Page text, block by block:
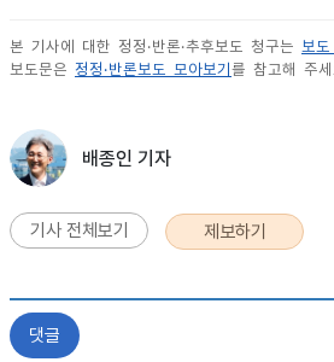
본 기사에 대한 정정·반론·추후보도 청구는 보
보도문은 정정·반론보도 모아보기 를 참고해 주
배종인 기자
기사 전체보기 제보하기
댓글